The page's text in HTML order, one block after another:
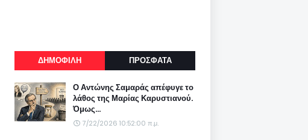
ΔΗΜΟΦΙΛΗ ΠΡΟΣΦΑΤΑ
Ο Αντώνης Σαμαράς απέφυγε το
λάθος της Μαρίας Καρυστιανού.
Όμως...
7/22/2026 10:52:00 π.μ.